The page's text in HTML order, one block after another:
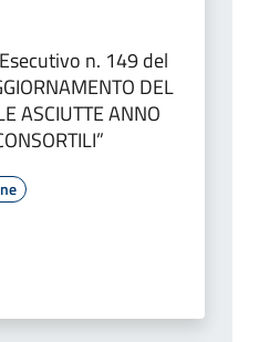
n. 149 del
DEL
ASCIUTTE ANNO